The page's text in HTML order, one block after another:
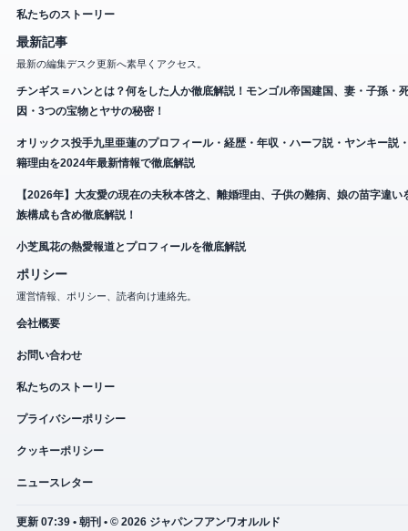
私たちのストーリー
最新記事
最新の編集デスク更新へ素早くアクセス。
チンギス＝ハンとは？何をした人か徹底解説！モンゴル帝国建国、妻・子孫・
因・3つの宝物とヤサの秘密！
オリックス投手九里亜蓮のプロフィール・経歴・年収・ハーフ説・ヤンキー説
籍理由を2024年最新情報で徹底解説
【2026年】大友愛の現在の夫秋本啓之、離婚理由、子供の難病、娘の苗字違い
族構成も含め徹底解説！
小芝風花の熱愛報道とプロフィールを徹底解説
ポリシー
運営情報、ポリシー、読者向け連絡先。
会社概要
お問い合わせ
私たちのストーリー
プライバシーポリシー
クッキーポリシー
ニュースレター
更新 07:39 • 朝刊 • © 2026 ジャパンフアンワオルルド